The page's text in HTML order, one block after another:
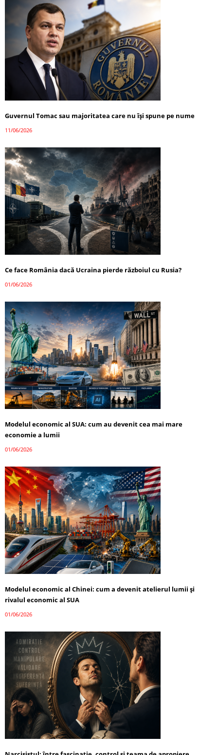
Guvernul Tomac sau majoritatea care nu își spune pe nume
11/06/2026
Ce face România dacă Ucraina pierde războiul cu Rusia?
01/06/2026
Modelul economic al SUA: cum au devenit cea mai mare
economie a lumii
01/06/2026
Modelul economic al Chinei: cum a devenit atelierul lumii și
rivalul economic al SUA
01/06/2026